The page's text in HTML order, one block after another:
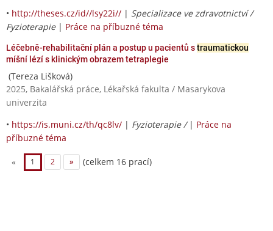
• http://theses.cz/id//lsy22i// | Specializace ve zdravotnictví /
Fyzioterapie| Práce na příbuzné téma
Léčebně-rehabilitační plán a postup u pacientů straumatickou
míšní lézí s klinickým obrazem tetraplegie
(Tereza Lišková)
2025, Bakalářská práce, Lékařská fakulta / Masarykova
univerzita
• https://is.muni.cz/th/qc8lv/ | Fyzioterapie / | Práce na
příbuzné téma
« 1 2 » (celkem 16 prací)